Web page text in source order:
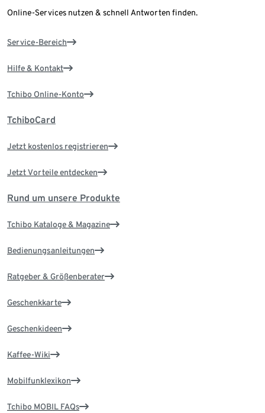
Online-Services nutzen & schnell Antworten finden.
Service-Bereich
Hilfe & Kontakt
Tchibo Online-Konto
TchiboCard
Jetzt kostenlos registrieren
Jetzt Vorteile entdecken
Rund um unsere Produkte
Tchibo Kataloge & Magazine
Bedienungsanleitungen
Ratgeber & Größenberater
Geschenkkarte
Geschenkideen
Kaffee-Wiki
Mobilfunklexikon
Tchibo MOBIL FAQs